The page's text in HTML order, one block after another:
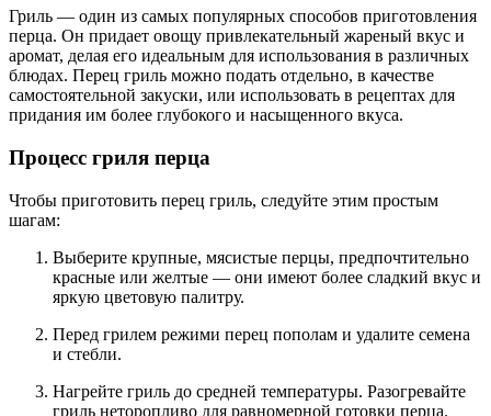
Гриль — один из самых популярных способов приготовления
перца. Он придает овощу привлекательный жареный вкус и
аромат, делая его идеальным для использования в различных
блюдах. Перец гриль можно подать отдельно, в качестве
самостоятельной закуски, или использовать в рецептах для
придания им более глубокого и насыщенного вкуса.
Процесс гриля перца
Чтобы приготовить перец гриль, следуйте этим простым
шагам:
Выберите крупные, мясистые перцы, предпочтительно
красные или желтые — они имеют более сладкий вкус и
яркую цветовую палитру.
Перед грилем режими перец пополам и удалите семена
и стебли.
Нагрейте гриль до средней температуры. Разогревайте
гриль неторопливо для равномерной готовки перца.